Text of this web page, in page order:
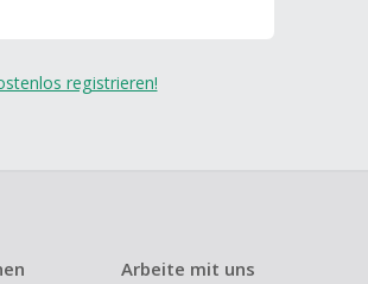
registrieren!
Arbeite mit uns